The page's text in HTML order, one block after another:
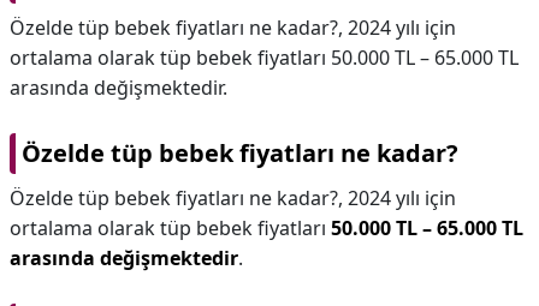
Özelde tüp bebek fiyatları ne kadar?, 2024 yılı için
ortalama olarak tüp bebek fiyatları 50.000 TL – 65.000 TL
arasında değişmektedir.
Özelde tüp bebek fiyatları ne kadar?
Özelde tüp bebek fiyatları ne kadar?, 2024 yılı için
ortalama olarak tüp bebek fiyatları 50.000 TL – 65.000 TL
arasında değişmektedir.